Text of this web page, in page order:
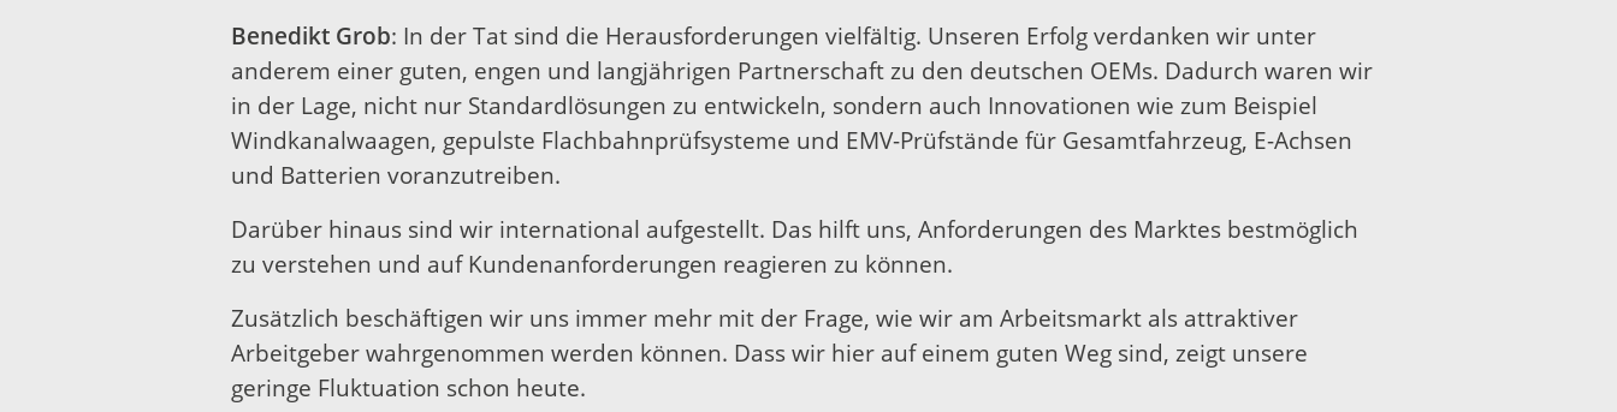
Benedikt Grob: In der Tat sind die Herausforderungen vielfältig. Unseren Erfolg verdanken wir unter
anderem einer guten, engen und langjährigen Partnerschaft zu den deutschen OEMs. Dadurch waren wir
in der Lage, nicht nur Standardlösungen zu entwickeln, sondern auch Innovationen wie zum Beispiel
Windkanalwaagen, gepulste Flachbahnprüfsysteme und EMV-Prüfstände für Gesamtfahrzeug, E-Achsen
und Batterien voranzutreiben.
Darüber hinaus sind wir international aufgestellt. Das hilft uns, Anforderungen des Marktes bestmöglich
zu verstehen und auf Kundenanforderungen reagieren zu können.
Zusätzlich beschäftigen wir uns immer mehr mit der Frage, wie wir am Arbeitsmarkt als attraktiver
Arbeitgeber wahrgenommen werden können. Dass wir hier auf einem guten Weg sind, zeigt unsere
geringe Fluktuation schon heute.